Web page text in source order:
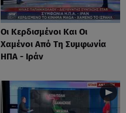
Οι Κερδισμένοι Και Οι
Χαμένοι Από Τη Συμφωνία
ΗΠΑ - Ιράν